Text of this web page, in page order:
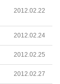
2012.02.22
2012.02.24
2012.02.25
2012.02.27